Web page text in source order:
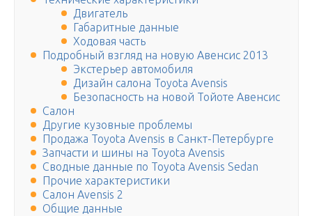
Двигатель
Габаритные данные
Ходовая часть
Подробный взгляд на новую Авенсис 2013
Экстерьер автомобиля
Дизайн салона Toyota Avensis
Безопасность на новой Тойоте Авенсис
Салон
Другие кузовные проблемы
Продажа Toyota Avensis в Санкт-Петербурге
Запчасти и шины на Toyota Avensis
Сводные данные по Toyota Avensis Sedan
Прочие характеристики
Салон Avensis 2
Общие данные